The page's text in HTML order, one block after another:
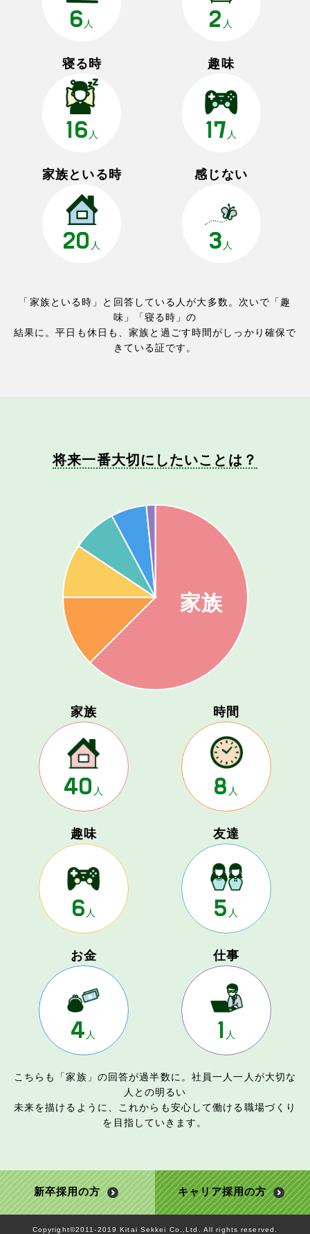
6 人 2 人
寝る時
16 人
趣味
17 人
家族といる時
20 人
感じない
3 人
「家族といる時」と回答している人が大多数。次いで「趣
味」「寝る時」の
結果に。平日も休日も、家族と過ごす時間がしっかり確保で
きている証です。
将来一番大切にしたいことは？
家族
家族
40 人
時間
8 人
趣味
6 人
友達
5 人
お金
4 人
仕事
1 人
こちらも「家族」の回答が過半数に。社員一人一人が大切な
人との明るい
未来を描けるように、これからも安心して働ける職場づくり
を目指していきます。
新卒採用の方 キャリア採用の方
Copyright©2011-2019 Kitai Sekkei Co.,Ltd. All rights reserved.